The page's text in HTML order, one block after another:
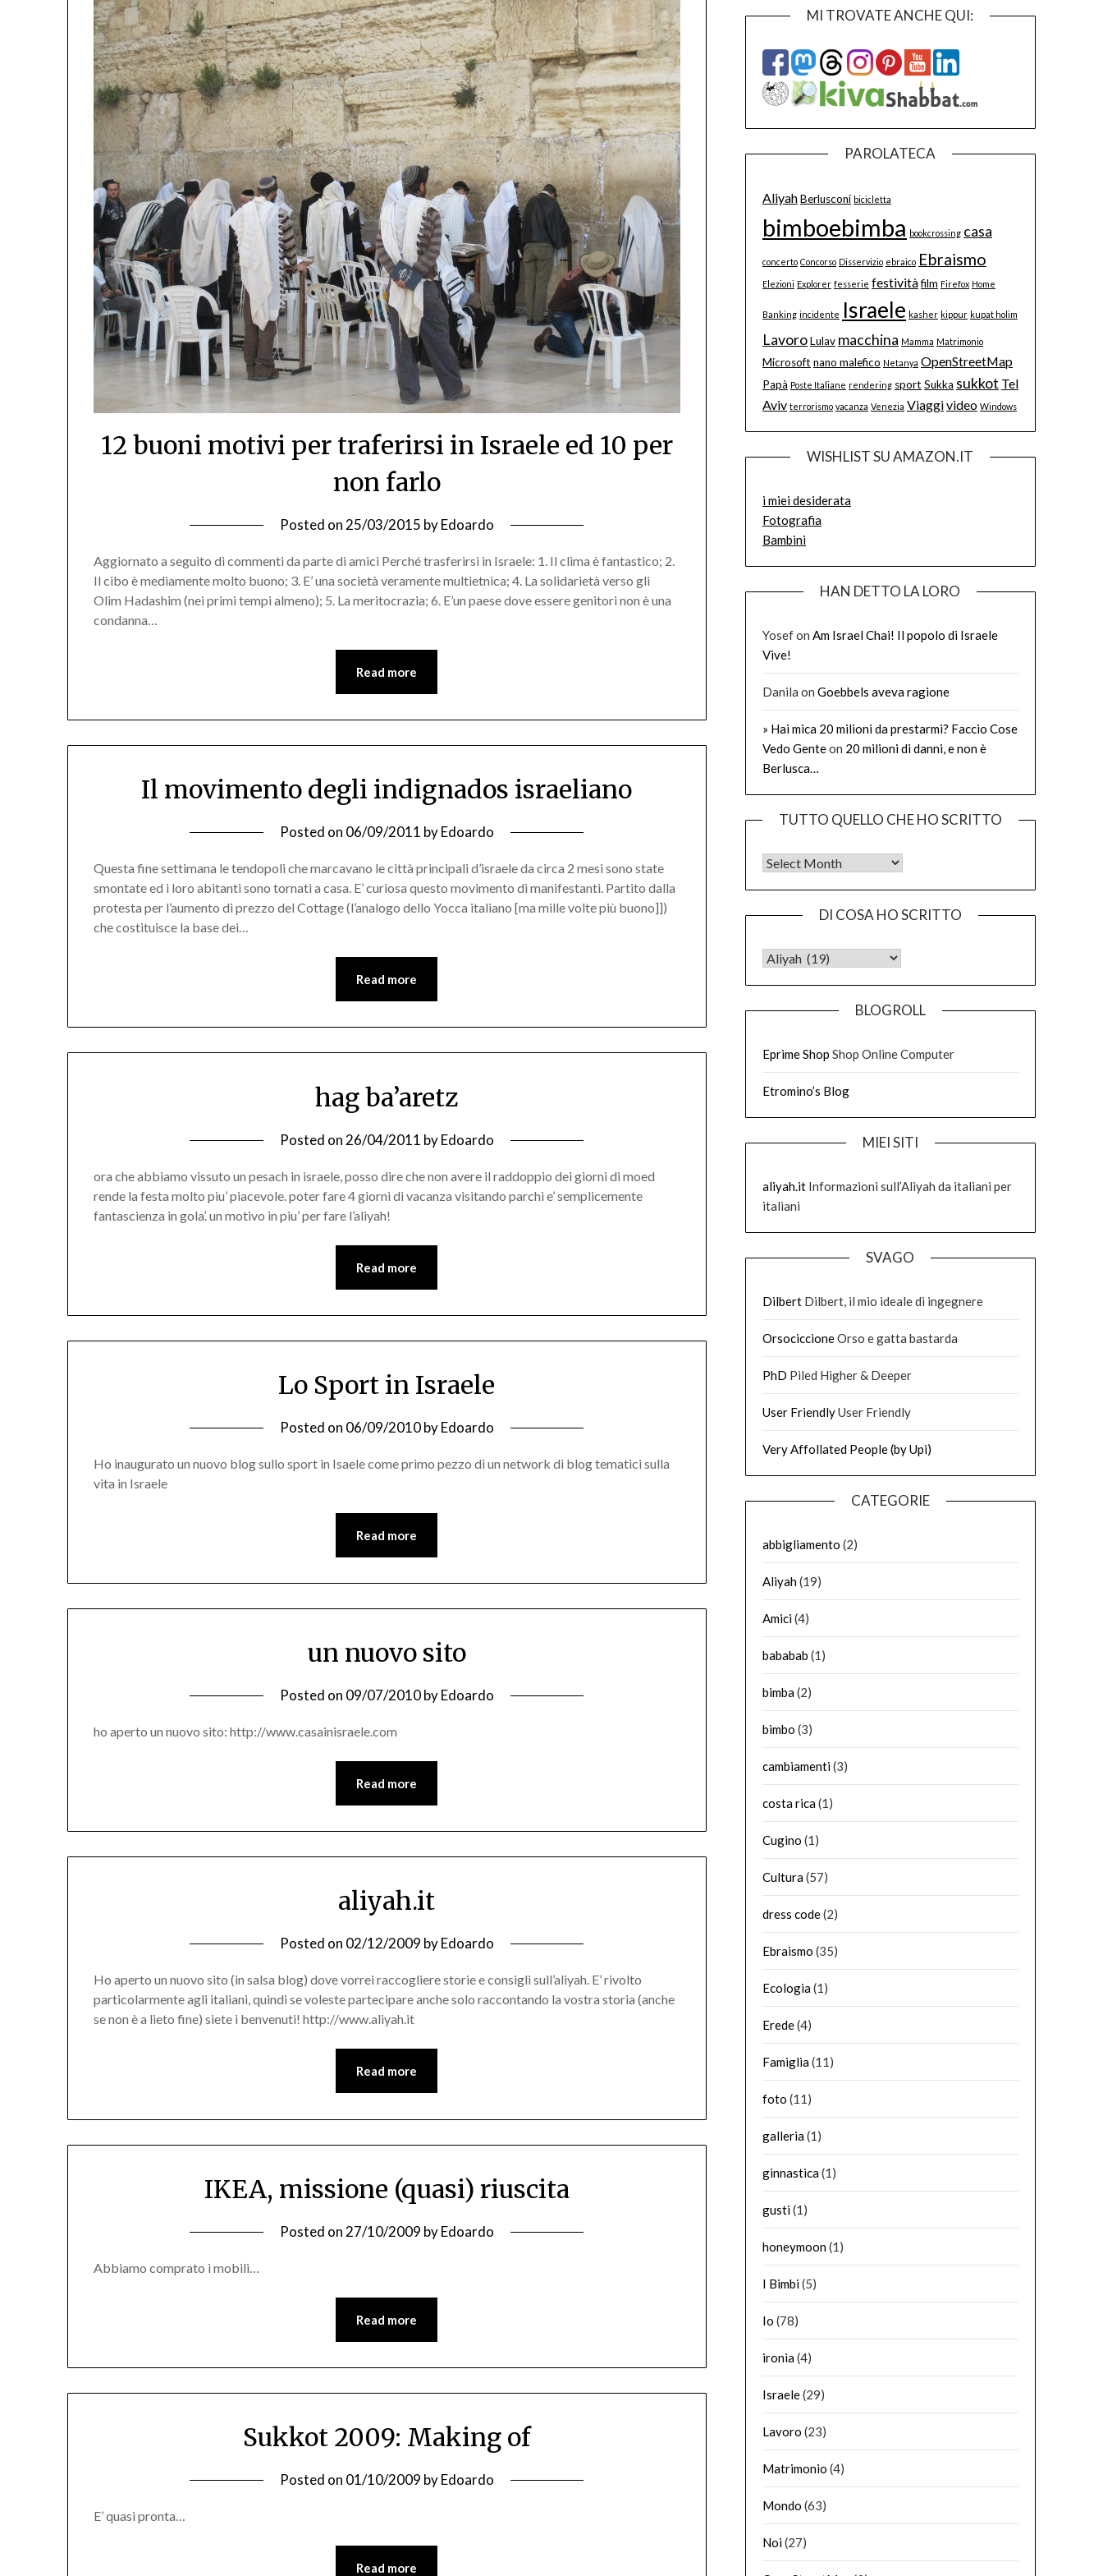
12 buoni motivi per traferirsi in Israele ed 10 per
non farlo
Posted on 25/03/2015 byEdoardo
Aggiornato a seguito di commenti da parte di amici Perché trasferirsi in Israele: 1. Il clima è fantastico; 2.
Il cibo è mediamente molto buono; 3. E’ una società veramente multietnica; 4. La solidarietà verso gli
Olim Hadashim (nei primi tempi almeno); 5. La meritocrazia; 6. E’un paese dove essere genitori non è una
condanna…
Read more
Il movimento degli indignados israeliano
Posted on 06/09/2011 byEdoardo
Questa fine settimana le tendopoli che marcavano le città principali d’israele da circa 2 mesi sono state
smontate ed i loro abitanti sono tornati a casa. E’ curiosa questo movimento di manifestanti. Partito dalla
protesta per l’aumento di prezzo del Cottage (l’analogo dello Yocca italiano [ma mille volte più buono]])
che costituisce la base dei…
Read more
hag ba’aretz
Posted on 26/04/2011 byEdoardo
ora che abbiamo vissuto un pesach in israele, posso dire che non avere il raddoppio dei giorni di moed
rende la festa molto piu’ piacevole. poter fare 4 giorni di vacanza visitando parchi e’ semplicemente
fantascienza in gola’. un motivo in piu’ per fare l’aliyah!
Read more
Lo Sport in Israele
Posted on 06/09/2010byEdoardo
Ho inaugurato un nuovo blog sullo sport in Isaele come primo pezzo di un network di blog tematici sulla
vita in Israele
Read more
un nuovo sito
Posted on 09/07/2010byEdoardo
ho aperto un nuovo sito: http://www.casainisraele.com
Read more
aliyah.it
Posted on 02/12/2009 byEdoardo
Ho aperto un nuovo sito (in salsa blog) dove vorrei raccogliere storie e consigli sull’aliyah. E’ rivolto
particolarmente agli italiani, quindi se voleste partecipare anche solo raccontando la vostra storia (anche
se non è a lieto fine) siete i benvenuti! http://www.aliyah.it
Read more
IKEA, missione (quasi) riuscita
Posted on 27/10/2009 byEdoardo
Abbiamo comprato i mobili…
Read more
Sukkot 2009: Making of
Posted on 01/10/2009 byEdoardo
E’ quasi pronta…
Read more
MI TROVATE ANCHE QUI:
PAROLATECA
AliyahBerlusconi bicicletta
bimboebimba bookcrossing casa
concerto Concorso Disservizio ebraico Ebraismo
Elezioni Explorer fesserie festivitàfilm Firefox Home
Banking incidente Israele kasher kippur kupat holim
LavoroLulav macchina Mamma Matrimonio
Microsoft nano malefico Netanya OpenStreetMap
Papà Poste Italiane rendering sport Sukka sukkot Tel
Aviv terrorismo vacanza Venezia Viaggivideo Windows
WISHLIST SU AMAZON.IT
i miei desiderata
Fotografia
Bambini
HAN DETTO LA LORO
Yosefon Am Israel Chai! Il popolo di Israele
Vive!
Danila on Goebbels aveva ragione
» Hai mica 20 milioni da prestarmi? Faccio Cose
Vedo Genteon 20 milioni di danni, e non è
Berlusca…
TUTTO QUELLO CHE HO SCRITTO
Tutto quello che ho scritto
DI COSA HO SCRITTO
DI COSA HO SCRITTO
BLOGROLL
Eprime Shop Shop Online Computer
Etromino’s Blog
MIEI SITI
aliyah.itInformazioni sull’Aliyah da italiani per
italiani
SVAGO
DilbertDilbert, il mio ideale di ingegnere
OrsociccioneOrso e gatta bastarda
PhD Piled Higher & Deeper
User FriendlyUser Friendly
Very Affollated People (by Upi)
CATEGORIE
abbigliamento (2)
Aliyah(19)
Amici(4)
bababab (1)
bimba(2)
bimbo (3)
cambiamenti(3)
costa rica(1)
Cugino (1)
Cultura(57)
dress code(2)
Ebraismo (35)
Ecologia(1)
Erede(4)
Famiglia(11)
foto (11)
galleria(1)
ginnastica(1)
gusti(1)
honeymoon(1)
I Bimbi(5)
Io (78)
ironia(4)
Israele(29)
Lavoro (23)
Matrimonio (4)
Mondo (63)
Noi(27)